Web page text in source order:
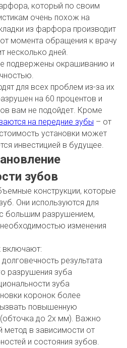
который по своим
очень похож на
из фарфора производит
момента обращения к врачу
несколько дней.
подвержены окрашиванию и
для всех проблем из-за их
на 60 процентов и
вам не подойдет. Кроме
на передние зубы – от
установки может
инвестицией в будущее.
зубов
конструкции, которые
Они используются для
большим разрушением,
изменения
включают:
результата
разрушения зуба
зуба
коронок более
повышенную
(обточка до 2х мм). Важно
метод в зависимости от
и состояния зубов.